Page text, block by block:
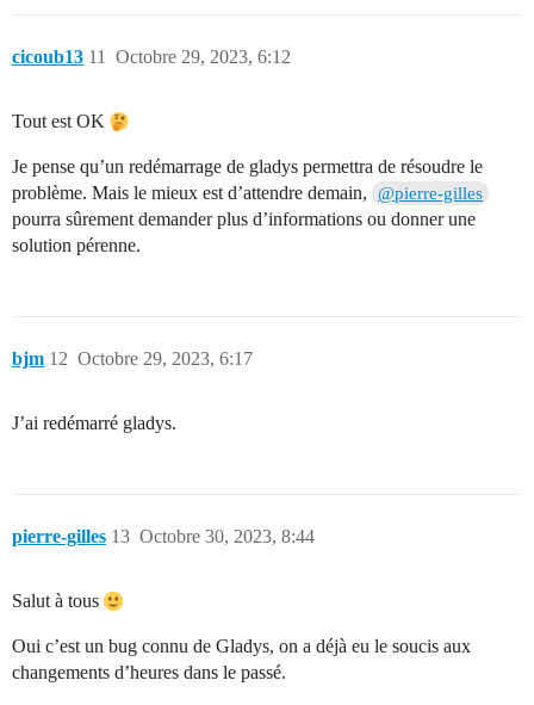
cicoub13 Octobre 29, 2023, 6:12
11
Tout est OK
Je pense qu’un redémarrage de gladys permettra de résoudre le
problème. Mais le mieux est d’attendre demain,
@pierre-gilles
pourra sûrement demander plus d’informations ou donner une
solution pérenne.
bjm Octobre 29, 2023, 6:17
12
J’ai redémarré gladys.
pierre-gilles Octobre 30, 2023, 8:44
13
Salut à tous
Oui c’est un bug connu de Gladys, on a déjà eu le soucis aux
changements d’heures dans le passé.